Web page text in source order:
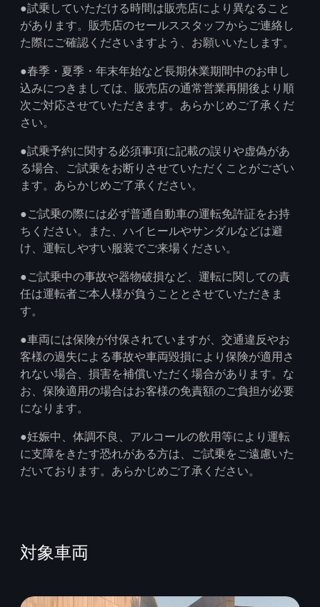
●試乗していただける時間は販売店により異なること
があります。販売店のセールススタッフからご連絡し
た際にご確認くださいますよう、お願いいたします。​
●春季・夏季・年末年始など長期休業期間中のお申し
込みにつきましては、販売店の通常営業再開後より順
次ご対応させていただきます。あらかじめご了承くだ
さい。​
●試乗予約に関する必須事項に記載の誤りや虚偽があ
る場合、ご試乗をお断りさせていただくことがござい
ます。あらかじめご了承ください。​
●ご試乗の際には必ず普通自動車の運転免許証をお持
ちください。また、ハイヒールやサンダルなどは避
け、運転しやすい服装でご来場ください。​
●ご試乗中の事故や器物破損など、運転に関しての責
任は運転者ご本人様が負うこととさせていただきま
す。​
●車両には保険が付保されていますが、交通違反やお
客様の過失による事故や車両毀損により保険が適用さ
れない場合、損害を補償いただく場合があります。な
お、保険適用の場合はお客様の免責額のご負担が必要
になります。​
●妊娠中、体調不良、アルコールの飲用等により運転
に支障をきたす恐れがある方は、ご試乗をご遠慮いた
だいております。あらかじめご了承ください。​
対象車両